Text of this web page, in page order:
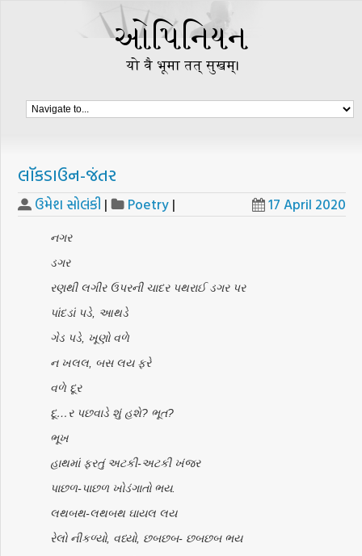
લૉકડાઉન-જંતર
ઉમેશ સોલંકી | Poetry | 17 April 2020
નગર
ડગર
રણથી લગીર ઉપરની ચાદર પથરાઈ ડગર પર
પાંદડાં પડે, આથડે
ગેડ પડે, ખૂણો વળે
ન ખલલ, બસ લય ફરે
વળે દૂર
દૂ…ર પછવાડે શું હશે? ભૂત?
ભૂખ
હાથમાં ફરતું અટકી-અટકી ખંજર
પાછળ-પાછળ ખોડંગાતો ભય.
લથબથ-લથબથ ઘાયલ લય
રેલો નીકળ્યો, વધ્યો, છબછબ- છબછબ ભય